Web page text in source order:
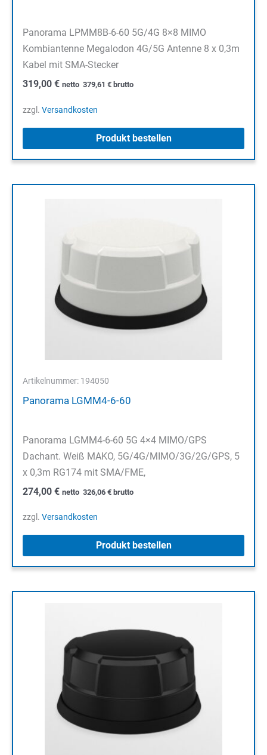
Panorama LPMM8B-6-60 5G/4G 8×8 MIMO
Kombiantenne Megalodon 4G/5G Antenne 8 x 0,3m
Kabel mit SMA-Stecker
319,00 € netto 379,61 € brutto
zzgl. Versandkosten
Produkt bestellen
Artikelnummer: 194050
Panorama LGMM4-6-60
Panorama LGMM4-6-60 5G 4×4 MIMO/GPS
Dachant. Weiß MAKO, 5G/4G/MIMO/3G/2G/GPS, 5
x 0,3m RG174 mit SMA/FME,
274,00 € netto 326,06 € brutto
zzgl. Versandkosten
Produkt bestellen